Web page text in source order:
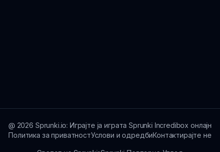
@ 2026 Sprunki.io: Играјте ја играта Sprunki Incredibox онлајн
Политика за приватностУслови и одредбиКонтактирајте не